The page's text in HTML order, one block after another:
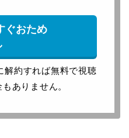
ぐおため
解約すれば無料で視聴
ありません。